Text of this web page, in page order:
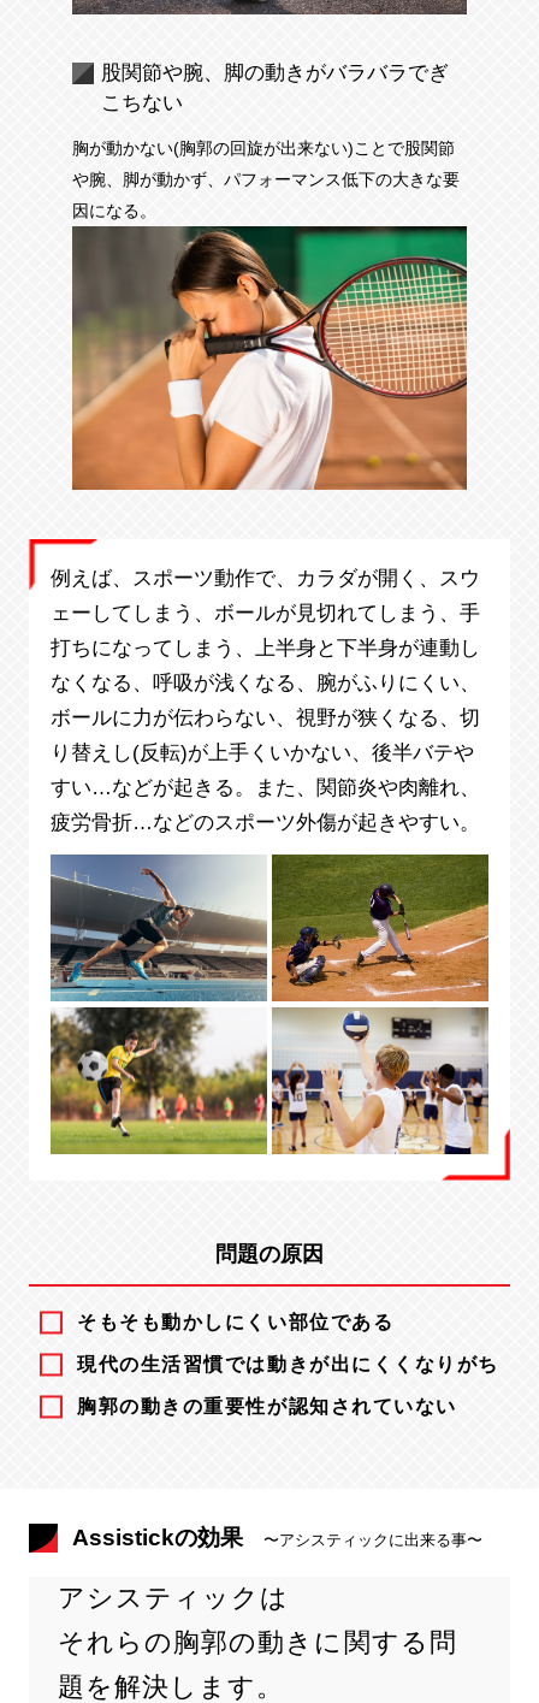
股関節や腕、脚の動きがバラバラでぎ
こちない
胸が動かない(胸郭の回旋が出来ない)ことで股関節
や腕、脚が動かず、パフォーマンス低下の大きな要
因になる。
例えば、スポーツ動作で、カラダが開く、スウ
ェーしてしまう、ボールが見切れてしまう、手
打ちになってしまう、上半身と下半身が連動し
なくなる、呼吸が浅くなる、腕がふりにくい、
ボールに力が伝わらない、視野が狭くなる、切
り替えし(反転)が上手くいかない、後半バテや
すい…などが起きる。また、関節炎や肉離れ、
疲労骨折…などのスポーツ外傷が起きやすい。
問題の原因
そもそも動かしにくい部位である
現代の生活習慣では動きが出にくくなりがち
胸郭の動きの重要性が認知されていない
Assistickの効果 〜アシスティックに出来る事〜
アシスティックは
それらの胸郭の動きに関する問
題を解決します。